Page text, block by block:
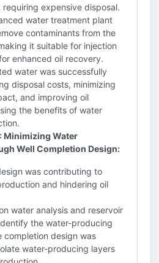
expensive disposal.
water treatment plant
contaminants from the
it suitable for injection
enhanced oil recovery.
water was successfully
disposal costs, minimizing
and improving oil
the benefits of water
Minimizing Water
Well Completion Design:
was contributing to
and hindering oil
water analysis and reservoir
the water-producing
completion design was
water-producing layers